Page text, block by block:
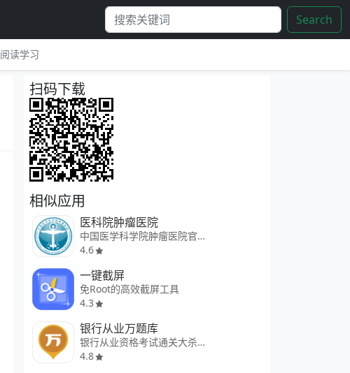
Search
阅读学习
扫码下载
相似应用
医科院肿瘤医院
中国医学科学院肿瘤医院官方门户
4.6
一键截屏
免Root的高效截屏工具
4.3
银行从业万题库
银行从业资格考试通关大杀器
4.8